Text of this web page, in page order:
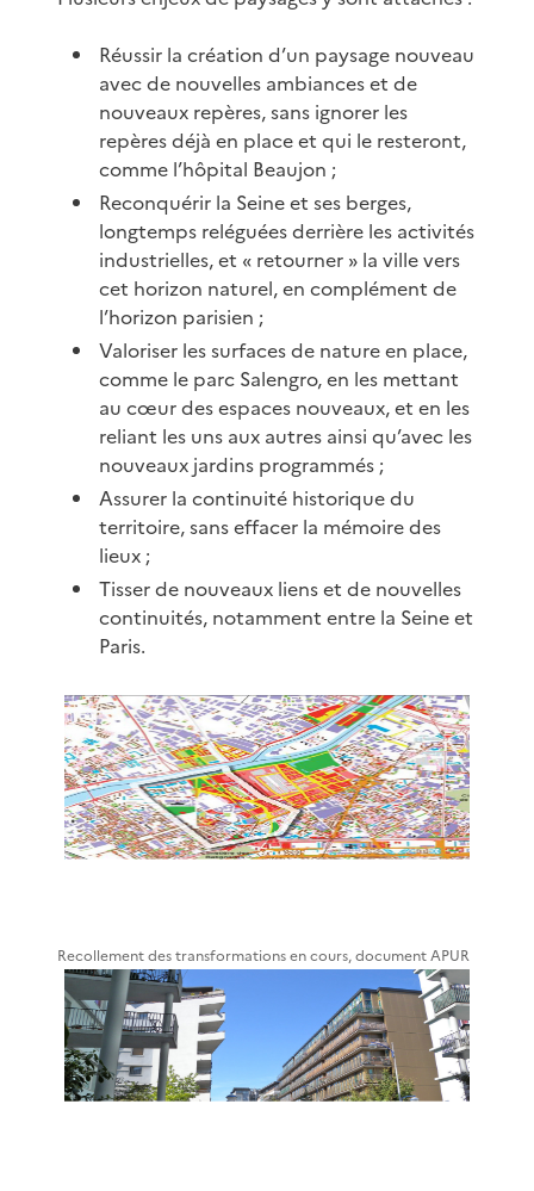
Réussir la création d’un paysage nouveau
avec de nouvelles ambiances et de
nouveaux repères, sans ignorer les
repères déjà en place et qui le resteront,
comme l’hôpital Beaujon ;
Reconquérir la Seine et ses berges,
longtemps reléguées derrière les activités
industrielles, et « retourner » la ville vers
cet horizon naturel, en complément de
l’horizon parisien ;
Valoriser les surfaces de nature en place,
comme le parc Salengro, en les mettant
au cœur des espaces nouveaux, et en les
reliant les uns aux autres ainsi qu’avec les
nouveaux jardins programmés ;
Assurer la continuité historique du
territoire, sans effacer la mémoire des
lieux ;
Tisser de nouveaux liens et de nouvelles
continuités, notamment entre la Seine et
Paris.
Recollement des transformations en cours, document APUR